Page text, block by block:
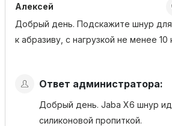
Алексей
Добрый день. Подскажите шнур
к абразиву, с нагрузкой не менее 10
Ответ администратора:
Добрый день. Jaba X6 шнур
силиконовой пропиткой.